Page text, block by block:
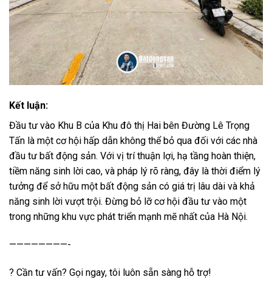
Kết luận:
Đầu tư vào Khu B của Khu đô thị Hai bên Đường Lê Trọng
Tấn là một cơ hội hấp dẫn không thể bỏ qua đối với các nhà
đầu tư bất động sản. Với vị trí thuận lợi, hạ tầng hoàn thiện,
tiềm năng sinh lời cao, và pháp lý rõ ràng, đây là thời điểm lý
tưởng để sở hữu một bất động sản có giá trị lâu dài và khả
năng sinh lời vượt trội. Đừng bỏ lỡ cơ hội đầu tư vào một
trong những khu vực phát triển mạnh mẽ nhất của Hà Nội.
————————-
? Cần tư vấn? Gọi ngay, tôi luôn sẵn sàng hỗ trợ!